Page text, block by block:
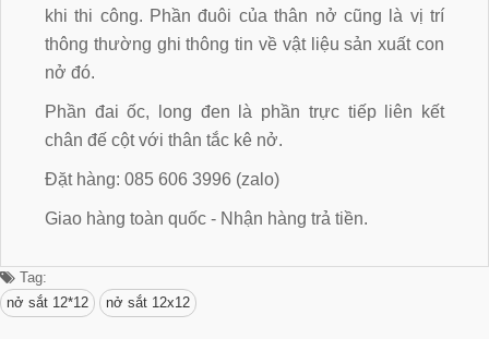
khi thi công. Phần đuôi của thân nở cũng là vị trí
thông thường ghi thông tin về vật liệu sản xuất con
nở đó.
Phần đai ốc, long đen là phần trực tiếp liên kết
chân đế cột với thân tắc kê nở.
Đặt hàng: 085 606 3996 (zalo)
Giao hàng toàn quốc - Nhận hàng trả tiền.
Tag:
nở sắt 12*12
nở sắt 12x12